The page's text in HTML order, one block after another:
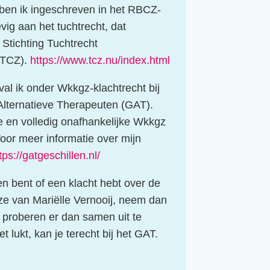
ik ingeschreven in het RBCZ-
aan het tuchtrecht, dat
Tuchtrecht
https://www.tcz.nu/index.html
ik onder Wkkgz-klachtrecht bij
Therapeuten (GAT).
en volledig onafhankelijke Wkkgz
meer informatie over mijn
gatgeschillen.nl/
bent of een klacht hebt over de
van Mariëlle Vernooij, neem dan
er dan samen uit te
lukt, kan je terecht bij het GAT.